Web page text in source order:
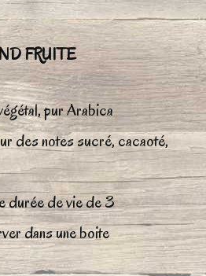
FRUITE
pur Arabica
des notes sucré, cacaoté,
durée de vie de 3
dans une boite